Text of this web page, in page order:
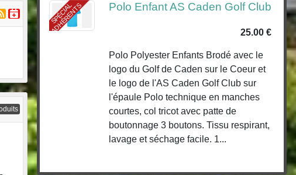
S
P
É
C
I
A
L
A
D
H
É
R
E
N
T
S Polo Enfant AS Caden Golf Club
25.00 €
Polo Polyester Enfants Brodé avec le
logo du Golf de Caden sur le Coeur et
le logo de l'AS Caden Golf Club sur
l'épaule Polo technique en manches
courtes, col tricot avec patte de
boutonnage 3 boutons. Tissu respirant,
lavage et séchage facile. 1...